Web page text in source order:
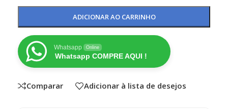
ADICIONAR AO CARRINHO
Whatsapp Online
Whatsapp COMPRE AQUI !
Comparar Adicionar à lista de desejos